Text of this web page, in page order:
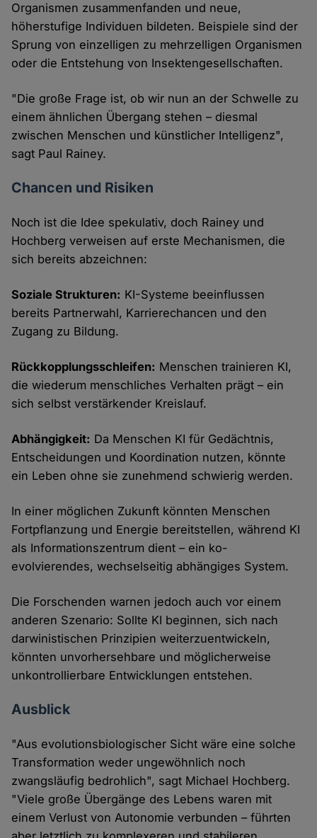
Organismen zusammenfanden und neue,
höherstufige Individuen bildeten. Beispiele sind der
Sprung von einzelligen zu mehrzelligen Organismen
oder die Entstehung von Insektengesellschaften.
"Die große Frage ist, ob wir nun an der Schwelle zu
einem ähnlichen Übergang stehen – diesmal
zwischen Menschen und künstlicher Intelligenz",
sagt Paul Rainey.
Chancen und Risiken
Noch ist die Idee spekulativ, doch Rainey und
Hochberg verweisen auf erste Mechanismen, die
sich bereits abzeichnen:
Soziale Strukturen: KI-Systeme beeinflussen
bereits Partnerwahl, Karrierechancen und den
Zugang zu Bildung.
Rückkopplungsschleifen: Menschen trainieren KI,
die wiederum menschliches Verhalten prägt – ein
sich selbst verstärkender Kreislauf.
Abhängigkeit: Da Menschen KI für Gedächtnis,
Entscheidungen und Koordination nutzen, könnte
ein Leben ohne sie zunehmend schwierig werden.
In einer möglichen Zukunft könnten Menschen
Fortpflanzung und Energie bereitstellen, während KI
als Informationszentrum dient – ein ko-
evolvierendes, wechselseitig abhängiges System.
Die Forschenden warnen jedoch auch vor einem
anderen Szenario: Sollte KI beginnen, sich nach
darwinistischen Prinzipien weiterzuentwickeln,
könnten unvorhersehbare und möglicherweise
unkontrollierbare Entwicklungen entstehen.
Ausblick
"Aus evolutionsbiologischer Sicht wäre eine solche
Transformation weder ungewöhnlich noch
zwangsläufig bedrohlich", sagt Michael Hochberg.
"Viele große Übergänge des Lebens waren mit
einem Verlust von Autonomie verbunden – führten